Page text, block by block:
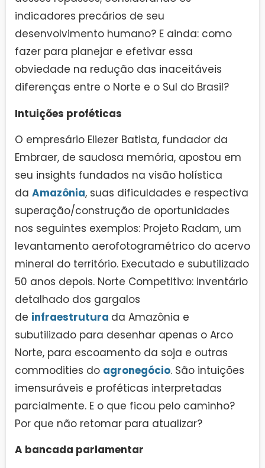
indicadores precários de seu
desenvolvimento humano? E ainda: como
fazer para planejar e efetivar essa
obviedade na redução das inaceitáveis
diferenças entre o Norte e o Sul do Brasil?
Intuições proféticas
O empresário Eliezer Batista, fundador da
Embraer, de saudosa memória, apostou em
seu insights fundados na visão holística
da Amazônia, suas dificuldades e respectiva
superação/construção de oportunidades
nos seguintes exemplos: Projeto Radam, um
levantamento aerofotogramétrico do acervo
mineral do território. Executado e subutilizado
50 anos depois. Norte Competitivo: inventário
detalhado dos gargalos
de infraestrutura da Amazônia e
subutilizado para desenhar apenas o Arco
Norte, para escoamento da soja e outras
commodities do agronegócio. São intuições
imensuráveis e proféticas interpretadas
parcialmente. E o que ficou pelo caminho?
Por que não retomar para atualizar?
A bancada parlamentar